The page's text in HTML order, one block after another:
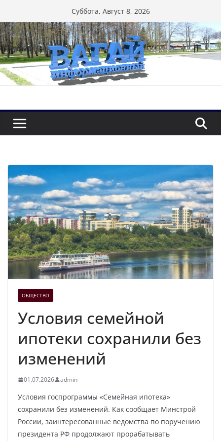
к
содержимому
Суббота, Август 8, 2026
ОБЩЕСТВО
Условия семейной
ипотеки сохранили без
изменений
01.07.2026 admin
Условия госпрограммы «Семейная ипотека»
сохранили без изменений. Как сообщает Минстрой
России, заинтересованные ведомства по поручению
президента РФ продолжают прорабатывать